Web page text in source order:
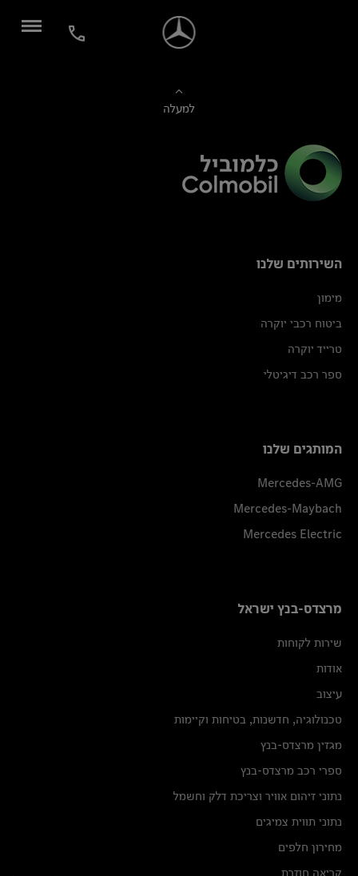
למעלה
השירותים שלנו
מימון
ביטוח רכבי יוקרה
טרייד יוקרה
ספר רכב דיגיטלי
המותגים שלנו
Mercedes-AMG
Mercedes-Maybach
Mercedes Electric
מרצדס-בנץ ישראל
שירות לקוחות
אודות
עיצוב
טכנולוגיה, חדשנות, בטיחות וקיימות
מגזין מרצדס-בנץ
ספרי רכב מרצדס-בנץ
נתוני זיהום אוויר וצריכת דלק וחשמל
נתוני תווית צמיגים
מחירון חלפים
קריאה חוזרת